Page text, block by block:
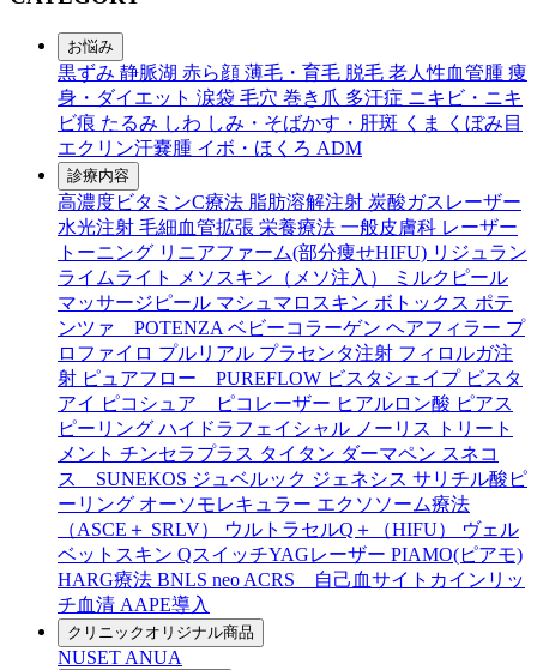
お悩み
黒ずみ 静脈湖 赤ら顔 薄毛・育毛 脱毛 老人性血管腫 痩
身・ダイエット 涙袋 毛穴 巻き爪 多汗症 ニキビ・ニキ
ビ痕 たるみ しわ しみ・そばかす・肝斑 くま
くぼみ目
エクリン汗嚢腫 イボ・ほくろ ADM
診療内容
高濃度ビタミンC療法 脂肪溶解注射 炭酸ガスレーザー
水光注射 毛細血管拡張 栄養療法 一般皮膚科 レーザー
トーニング リニアファーム(部分痩せHIFU) リジュラン
ライムライト
メソスキン（メソ注入）
ミルクピール
マッサージピール マシュマロスキン ボトックス ポテ
ンツァ POTENZA ベビーコラーゲン ヘアフィラー プ
ロファイロ プルリアル プラセンタ注射 フィロルガ注
射 ピュアフロー PUREFLOW ビスタシェイプ ビスタ
アイ ピコシュア ピコレーザー ヒアルロン酸 ピアス
ピーリング ハイドラフェイシャル ノーリス
トリート
メント チンセラプラス タイタン ダーマペン スネコ
ス SUNEKOS ジュベルック ジェネシス サリチル酸ピ
ーリング オーソモレキュラー エクソソーム療法
（ASCE＋ SRLV）
ウルトラセルQ＋（HIFU）
ヴェル
ベットスキン QスイッチYAGレーザー PIAMO(ピアモ)
HARG療法 BNLS neo ACRS 自己血サイトカインリッ
チ血清 AAPE導入
クリニックオリジナル商品
NUSET ANUA